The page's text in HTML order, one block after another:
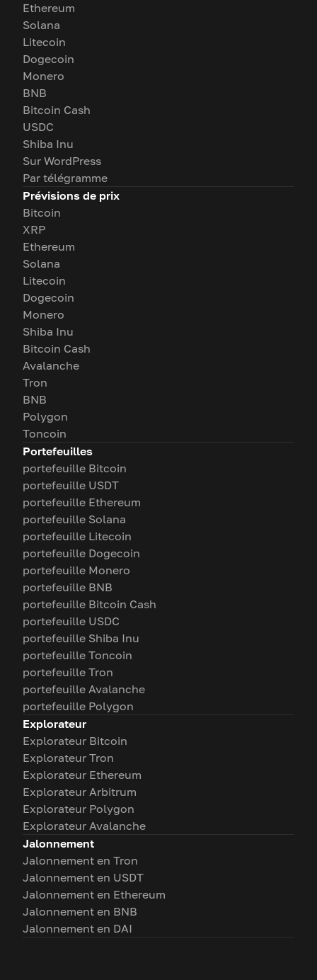
Ethereum
Solana
Litecoin
Dogecoin
Monero
BNB
Bitcoin Cash
USDC
Shiba Inu
Sur WordPress
Par télégramme
Prévisions de prix
Bitcoin
XRP
Ethereum
Solana
Litecoin
Dogecoin
Monero
Shiba Inu
Bitcoin Cash
Avalanche
Tron
BNB
Polygon
Toncoin
Portefeuilles
portefeuille Bitcoin
portefeuille USDT
portefeuille Ethereum
portefeuille Solana
portefeuille Litecoin
portefeuille Dogecoin
portefeuille Monero
portefeuille BNB
portefeuille Bitcoin Cash
portefeuille USDC
portefeuille Shiba Inu
portefeuille Toncoin
portefeuille Tron
portefeuille Avalanche
portefeuille Polygon
Explorateur
Explorateur Bitcoin
Explorateur Tron
Explorateur Ethereum
Explorateur Arbitrum
Explorateur Polygon
Explorateur Avalanche
Jalonnement
Jalonnement en Tron
Jalonnement en USDT
Jalonnement en Ethereum
Jalonnement en BNB
Jalonnement en DAI